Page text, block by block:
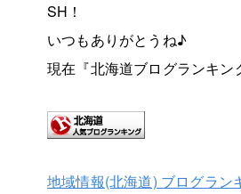
SH！
いつもありがとうね♪
現在『北海道ブログランキ
地域情報(北海道) ブログラン